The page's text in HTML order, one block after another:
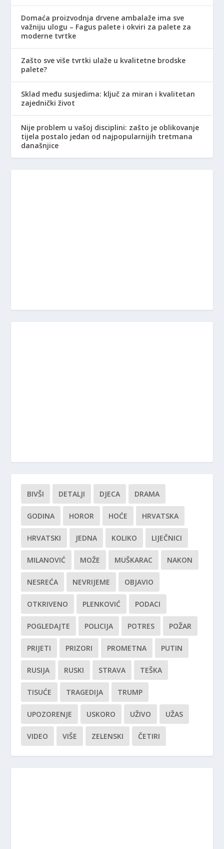
Domaća proizvodnja drvene ambalaže ima sve
važniju ulogu – Fagus palete i okviri za palete za
moderne tvrtke
Zašto sve više tvrtki ulaže u kvalitetne brodske
palete?
Sklad među susjedima: ključ za miran i kvalitetan
zajednički život
Nije problem u vašoj disciplini: zašto je oblikovanje
tijela postalo jedan od najpopularnijih tretmana
današnjice
BIVŠI DETALJI DJECA DRAMA
GODINA HOROR HOĆE HRVATSKA
HRVATSKI JEDNA KOLIKO LIJEČNICI
MILANOVIĆ MOŽE MUŠKARAC NAKON
NESREĆA NEVRIJEME OBJAVIO
OTKRIVENO PLENKOVIĆ PODACI
POGLEDAJTE POLICIJA POTRES POŽAR
PRIJETI PRIZORI PROMETNA PUTIN
RUSIJA RUSKI STRAVA TEŠKA
TISUĆE TRAGEDIJA TRUMP
UPOZORENJE USKORO UŽIVO UŽAS
VIDEO VIŠE ZELENSKI ČETIRI